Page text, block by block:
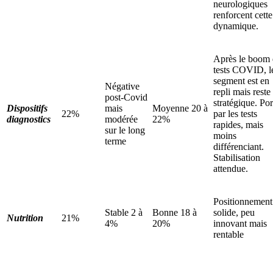
neurologiques
renforcent cette
dynamique.
Dispositifs
diagnostics
22%
Négative
post-Covid
mais
modérée
sur le long
terme
Moyenne 20 à
22%
Après le boom
tests COVID,
segment est en
repli mais reste
stratégique.
par les tests
rapides, mais
moins
différenciant.
Stabilisation
attendue.
Nutrition 21%
Stable 2 à
4%
Bonne 18 à
20%
Positionnement
solide, peu
innovant mais
rentable